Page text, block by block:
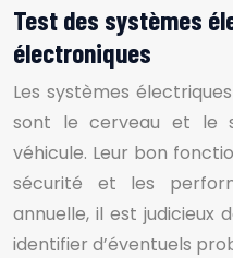
Test des systèmes
électroniques
Les systèmes
sont le cerveau et le
véhicule. Leur bon
sécurité et les
annuelle, il est judicieux
identifier d’éventuels